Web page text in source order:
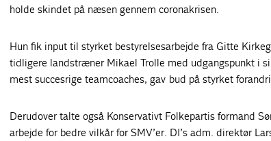
holde skindet på næsen gennem coronakrisen.
Hun fik input til styrket bestyrelsesarbejde fra Gitte
tidligere landstræner Mikael Trolle med udgangspunkt i
mest succesrige teamcoaches, gav bud på styrket
Derudover talte også Konservativt Folkepartis formand
arbejde for bedre vilkår for SMV’er. DI’s adm. direktør